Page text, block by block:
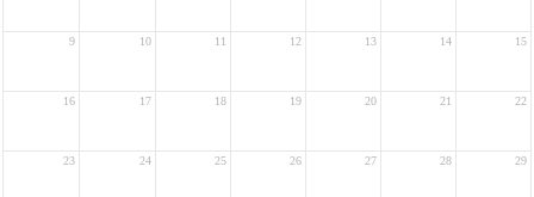
9 10 11 12 13 14 15
16 17 18 19 20 21 22
23 24 25 26 27 28 29